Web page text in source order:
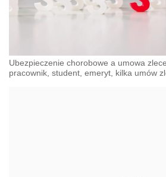
Ubezpieczenie chorobowe a umowa
pracownik, student, emeryt, kilka umów